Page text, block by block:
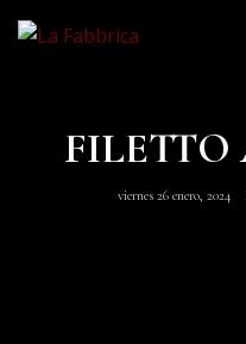
viernes 26 enero, 2024